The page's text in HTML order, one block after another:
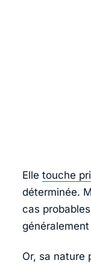
Elle touche
déterminée.
cas
Or, sa nature